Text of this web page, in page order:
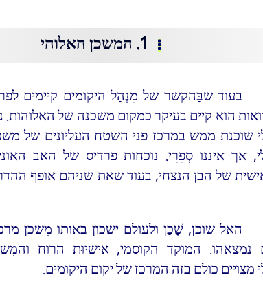
1. המשכן האלוהי
בעוד שבַּהקשר של מִנְהָל היקומים קיימים
הוא קיים בעיקר כמקום משכנה של
שוכנת ממש במרכז פני השטח העליונים של
אך איננו סְפֵרִי. נוכחות פרדיס של האב
של הבן הנצחי, בעוד שאת שניהם אופף
האל שוכן, שָׁכַן ולעולם ישכון באותו מִשכן
נמצאהו. המוקד הקוסמי, אישיוּת הרוח
מצויים כולם בזה המרכז של יקום היקומים.